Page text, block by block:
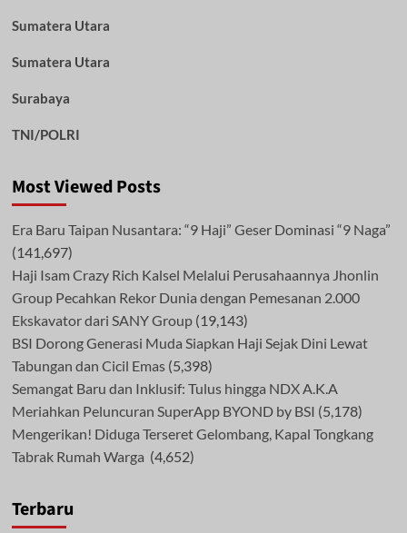
Sumatera Utara
Sumatera Utara
Surabaya
TNI/POLRI
Most Viewed Posts
Era Baru Taipan Nusantara: “9 Haji” Geser Dominasi “9 Naga”
(141,697)
Haji Isam Crazy Rich Kalsel Melalui Perusahaannya Jhonlin
Group Pecahkan Rekor Dunia dengan Pemesanan 2.000
Ekskavator dari SANY Group (19,143)
BSI Dorong Generasi Muda Siapkan Haji Sejak Dini Lewat
Tabungan dan Cicil Emas (5,398)
Semangat Baru dan Inklusif: Tulus hingga NDX A.K.A
Meriahkan Peluncuran SuperApp BYOND by BSI (5,178)
Mengerikan! Diduga Terseret Gelombang, Kapal Tongkang
Tabrak Rumah Warga (4,652)
Terbaru